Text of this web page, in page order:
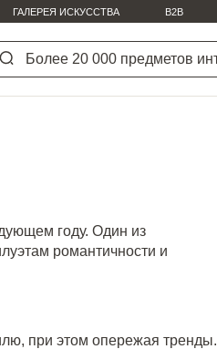
ГАЛЕРЕЯ ИСКУССТВА B2B
году. Один из
романтичности и
при этом опережая тренды.